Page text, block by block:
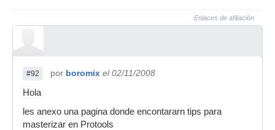
Enlaces de afiliación
#92 por boromix el 02/11/2008
Hola
les anexo una pagina donde encontararn tips para
masterizar en Protools